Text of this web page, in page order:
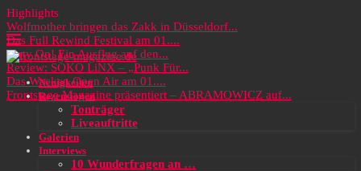
Highlights
Wolfmother bringen das Zakk in Düsseldorf...
Das Full Rewind Festival am 01....
Party On! Ein Ausflug auf den...
Review: SOKO LiNX – „Punk Für...
Das Wacken Open Air am 01....
Frontstage Magazine präsentiert – ABRAMOWICZ auf...
Neuigkeiten
Rezensionen
Tonträger
Liveauftritte
Galerien
Interviews
10 Wunderfragen an …